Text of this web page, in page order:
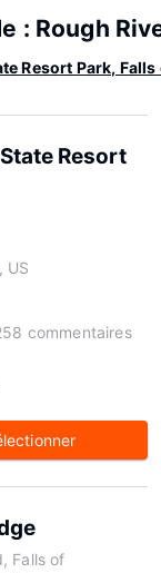
: Rough
Resort Park,
Resort
US
commentaires
Falls of